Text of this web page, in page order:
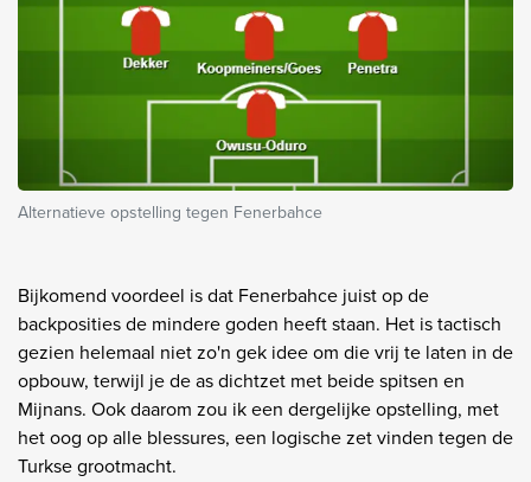
Alternatieve opstelling tegen Fenerbahce
Bijkomend voordeel is dat Fenerbahce juist op de
backposities de mindere goden heeft staan. Het is tactisch
gezien helemaal niet zo'n gek idee om die vrij te laten in de
opbouw, terwijl je de as dichtzet met beide spitsen en
Mijnans. Ook daarom zou ik een dergelijke opstelling, met
het oog op alle blessures, een logische zet vinden tegen de
Turkse grootmacht.